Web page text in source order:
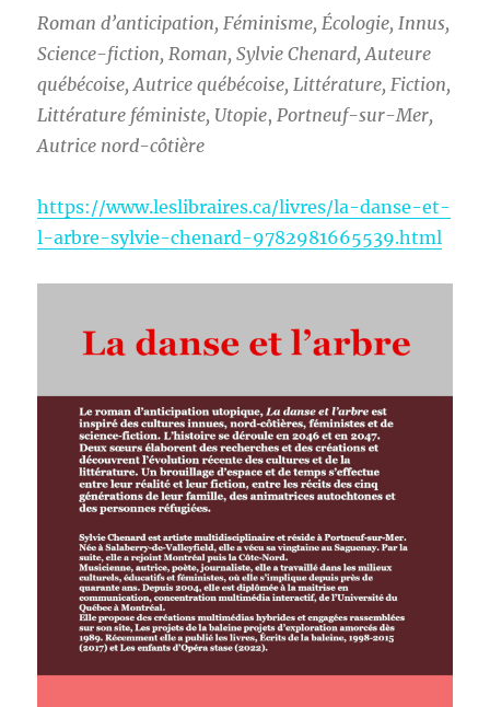
Roman d’anticipation, Féminisme, Écologie, Innus,
Science-fiction, Roman, Sylvie Chenard,Auteure
québécoise, Autrice québécoise, Littérature, Fiction,
Littérature féministe, Utopie, Portneuf-sur-Mer,
Autrice nord-côtière
https://www.leslibraires.ca/livres/la-danse-et-
l-arbre-sylvie-chenard-9782981665539.html